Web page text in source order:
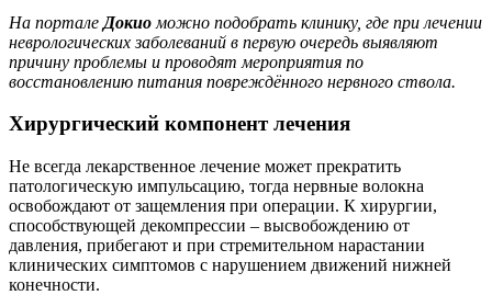
На портале Докио можно подобрать клинику, где при лечении
неврологических заболеваний в первую очередь выявляют
причину проблемы и проводят мероприятия по
восстановлению питания повреждённого нервного ствола.
Хирургический компонент лечения
Не всегда лекарственное лечение может прекратить
патологическую импульсацию, тогда нервные волокна
освобождают от защемления при операции. К хирургии,
способствующей декомпрессии – высвобождению от
давления, прибегают и при стремительном нарастании
клинических симптомов с нарушением движений нижней
конечности.